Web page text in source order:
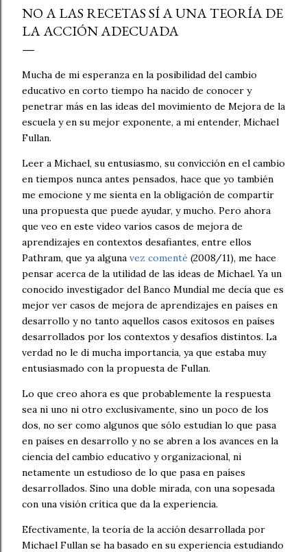
reconoce cuando ha leído miles de textos escolares.
Seguí revisando. Cuentos y fábulas de primaria, cuentos y
ensayos de secundaria. Luego contrasté mis sospechas
con varias herramientas de inteligencia artificial. El
diagnóstico se repetía: demasiado sintético, demasiado
perfecto. Y aquí quiero ser honesto: ningún detector es
infalible, y no pondría las manos al fuego por cada caso
individual. Pe...
NO A LAS RECETAS SÍ A UNA TEORÍA DE
LA ACCIÓN ADECUADA
Mucha de mi esperanza en la posibilidad del cambio
educativo en corto tiempo ha nacido de conocer y
penetrar más en las ideas del movimiento de Mejora de la
escuela y en su mejor exponente, a mi entender, Michael
Fullan.
Leer a Michael, su entusiasmo, su convicción en el cambio
en tiempos nunca antes pensados, hace que yo también
me emocione y me sienta en la obligación de compartir
una propuesta que puede ayudar, y mucho. Pero ahora
que veo en este video varios casos de mejora de
aprendizajes en contextos desafiantes, entre ellos
Pathram, que ya alguna vez comenté (2008/11), me hace
pensar acerca de la utilidad de las ideas de Michael. Ya un
conocido investigador del Banco Mundial me decía que es
mejor ver casos de mejora de aprendizajes en países en
desarrollo y no tanto aquellos casos exitosos en países
desarrollados por los contextos y desafíos distintos. La
verdad no le di mucha importancia, ya que estaba muy
entusiasmado con la propuesta de Fullan.
Lo que creo ahora es que probablemente la respuesta
sea ni uno ni otro exclusivamente, sino un poco de los
dos, no ser como algunos que sólo estudian lo que pasa
en países en desarrollo y no se abren a los avances en la
ciencia del cambio educativo y organizacional, ni
netamente un estudioso de lo que pasa en países
desarrollados. Sino una doble mirada, con una sopesada
con una visión crítica que da la experiencia.
Efectivamente, la teoría de la acción desarrollada por
Michael Fullan se ha basado en su experiencia estudiando